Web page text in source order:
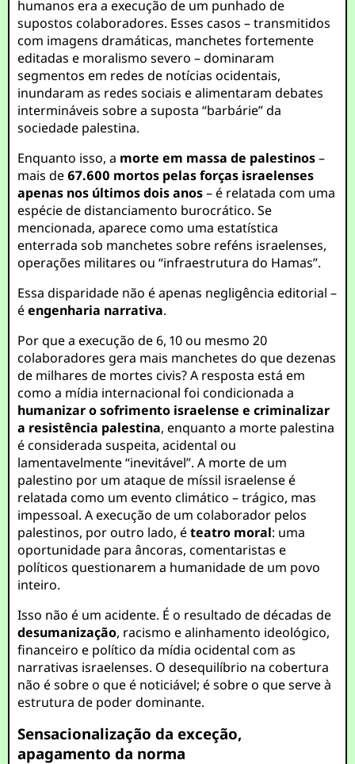
humanos era a execução de um punhado de
supostos colaboradores. Esses casos – transmitidos
com imagens dramáticas, manchetes fortemente
editadas e moralismo severo – dominaram
segmentos em redes de notícias ocidentais,
inundaram as redes sociais e alimentaram debates
intermináveis sobre a suposta “barbárie” da
sociedade palestina.
Enquanto isso, a morte em massa de palestinos–
mais de67.600 mortos pelas forças israelenses
apenas nos últimos dois anos– é relatada com uma
espécie de distanciamento burocrático. Se
mencionada, aparece como uma estatística
enterrada sob manchetes sobre reféns israelenses,
operações militares ou “infraestrutura do Hamas”.
Essa disparidade não é apenas negligência editorial –
éengenharia narrativa.
Por que a execução de 6, 10 ou mesmo 20
colaboradores gera mais manchetes do que dezenas
de milhares de mortes civis? A resposta está em
como a mídia internacional foi condicionada a
humanizar o sofrimento israelense e criminalizar
a resistência palestina, enquanto a morte palestina
é considerada suspeita, acidental ou
lamentavelmente “inevitável”. A morte de um
palestino por um ataque de míssil israelense é
relatada como um evento climático – trágico, mas
impessoal. A execução de um colaborador pelos
palestinos, por outro lado, éteatro moral: uma
oportunidade para âncoras, comentaristas e
políticos questionarem a humanidade de um povo
inteiro.
Isso não é um acidente. É o resultado de décadas de
desumanização, racismo e alinhamento ideológico,
financeiro e político da mídia ocidental com as
narrativas israelenses. O desequilíbrio na cobertura
não é sobre o que é noticiável; é sobre o que serve à
estrutura de poder dominante.
Sensacionalização da exceção,
apagamento da norma